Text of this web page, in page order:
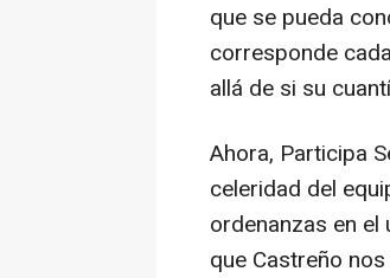
que se pueda
corresponde
allá de si su
Ahora, Participa
celeridad del
ordenanzas en el
que Castreño